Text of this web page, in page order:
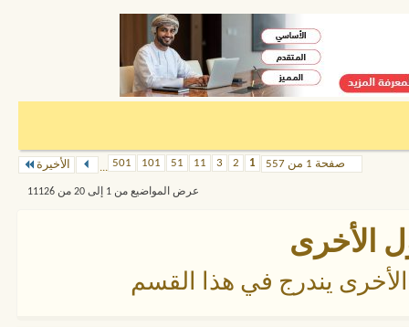
صفحة 1 من 557 1
2
3
11
51
101
501
... الأخيرة
عرض المواضيع من 1 إلى 20 من 11126
الأخرى
يندرج في هذا القسم